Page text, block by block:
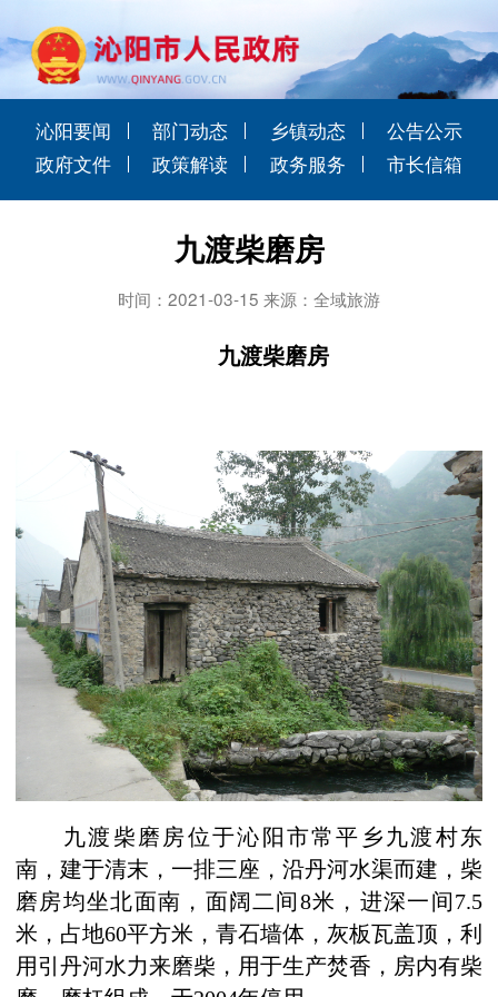
沁阳要闻 部门动态 乡镇动态
公告公示
政府文件
政策解读 政务服务 市长信箱
九渡柴磨房
时间：2021-03-15 来源：全域旅游
九渡柴磨房
九渡柴磨房位于沁阳市常平乡九渡村东
南，建于清末，一排三座，沿丹河水渠而建，柴
磨房均坐北面南，面阔二间 8米，进深一间7.5
米，占地60平方米，青石墙体，灰板瓦盖顶，利
用引丹河水力来磨柴，用于生产焚香，房内有柴